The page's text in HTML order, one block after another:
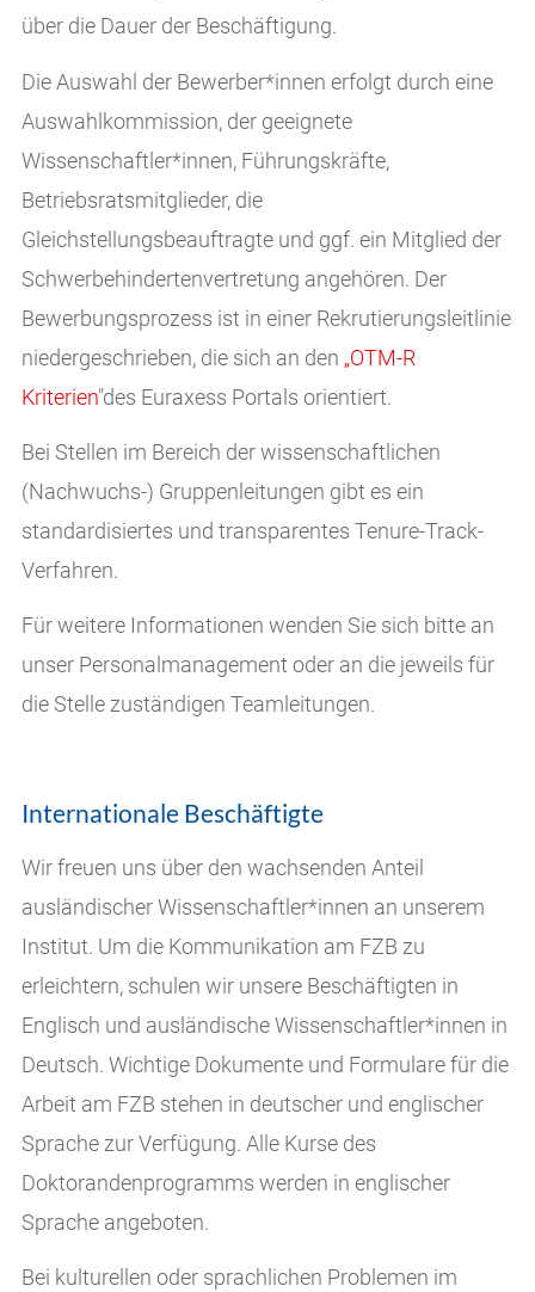
über die Dauer der Beschäftigung.
Die Auswahl der Bewerber*innen erfolgt durch eine
Auswahlkommission, der geeignete
Wissenschaftler*innen, Führungskräfte,
Betriebsratsmitglieder, die
Gleichstellungsbeauftragte und ggf. ein Mitglied der
Schwerbehindertenvertretung angehören. Der
Bewerbungsprozess ist in einer Rekrutierungsleitlinie
niedergeschrieben, die sich an den „OTM-R
Kriterien"des Euraxess Portals orientiert.
Bei Stellen im Bereich der wissenschaftlichen
(Nachwuchs-) Gruppenleitungen gibt es ein
standardisiertes und transparentes Tenure-Track-
Verfahren.
Für weitere Informationen wenden Sie sich bitte an
unser Personalmanagement oder an die jeweils für
die Stelle zuständigen Teamleitungen.
Internationale Beschäftigte
Wir freuen uns über den wachsenden Anteil
ausländischer Wissenschaftler*innen an unserem
Institut. Um die Kommunikation am FZB zu
erleichtern, schulen wir unsere Beschäftigten in
Englisch und ausländische Wissenschaftler*innen in
Deutsch. Wichtige Dokumente und Formulare für die
Arbeit am FZB stehen in deutscher und englischer
Sprache zur Verfügung. Alle Kurse des
Doktorandenprogramms werden in englischer
Sprache angeboten.
Bei kulturellen oder sprachlichen Problemen im